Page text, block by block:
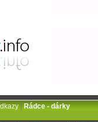
|Rádce - dárky